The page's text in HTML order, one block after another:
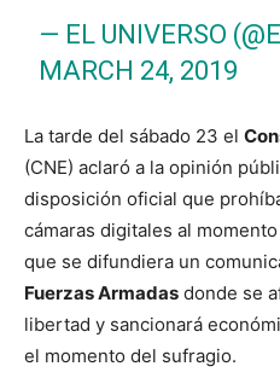
— EL UNIVERSO
MARCH 24, 2019
La tarde del sábado 23 el
(CNE) aclaró a la opinión
disposición oficial que
cámaras digitales al
que se difundiera un
Fuerzas Armadas donde se
libertad y sancionará
el momento del sufragio.